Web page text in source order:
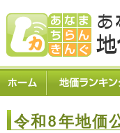
令和8年地価